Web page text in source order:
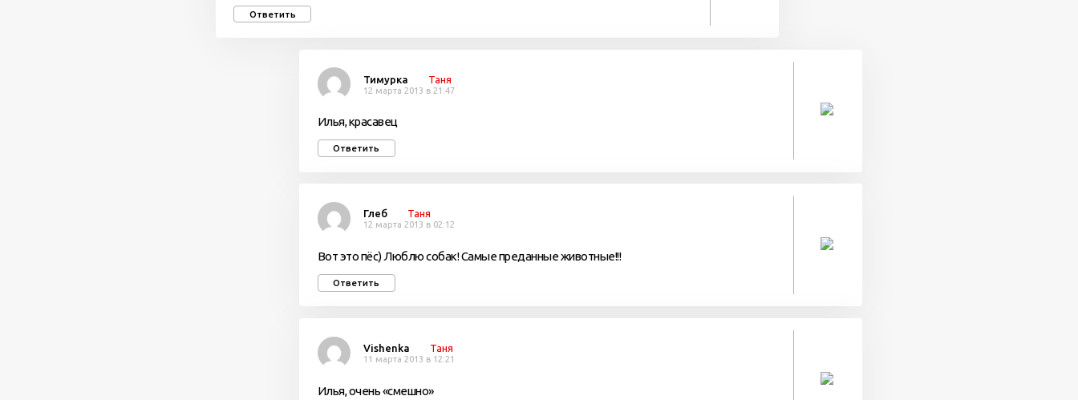
Ответить
Тимурка Таня
12 марта 2013 в 21:47
Илья, красавец
Ответить
Глеб Таня
12 марта 2013 в 02:12
Вот это пёс) Люблю собак! Самые преданные животные!!!
Ответить
Vishenka Таня
11 марта 2013 в 12:21
Илья, очень «смешно»